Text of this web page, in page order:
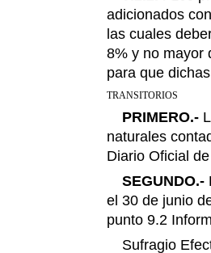
adicionados
las cuales
8% y no mayor
para que
TRANSITORIOS
PRIMERO.-
naturales
Diario Oficial
SEGUNDO.-
el 30 de junio
punto 9.2
Sufragio